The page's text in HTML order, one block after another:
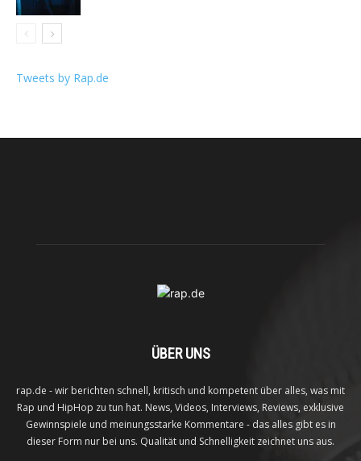
Tweets by Rap.de
ÜBER UNS
rap.de - wir berichten schnell, kritisch und kompetent über alles, was mit
Rap und HipHop zu tun hat. News, Videos, Interviews, Reviews, exklusive
Gewinnspiele und meinungsstarke Kommentare - das alles gibt es in
dieser Form nur bei uns. Qualität und Schnelligkeit zeichnet uns aus.